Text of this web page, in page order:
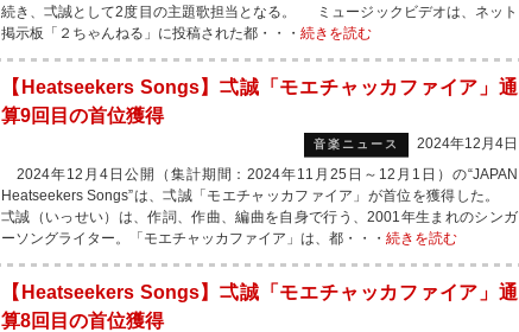
続き、弌誠として2度目の主題歌担当となる。 ミュージックビデオは、ネット
掲示板「２ちゃんねる」に投稿された都・・・ 続きを読む
【Heatseekers Songs】弌誠「モエチャッカファイア」通
算9回目の首位獲得
音楽ニュース
2024年12月4日
2024年12月4日公開（集計期間：2024年11月25日～12月1日）の“JAPAN
Heatseekers Songs”は、弌誠「モエチャッカファイア」が首位を獲得した。
弌誠（いっせい）は、作詞、作曲、編曲を自身で行う、2001年生まれのシンガ
ーソングライター。「モエチャッカファイア」は、都・・・ 続きを読む
【Heatseekers Songs】弌誠「モエチャッカファイア」通
算8回目の首位獲得